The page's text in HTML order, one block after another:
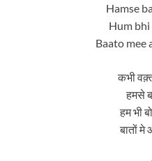
Hamse
Hum
Baato mee
कभी
हमसे
हम भी
बातों मे